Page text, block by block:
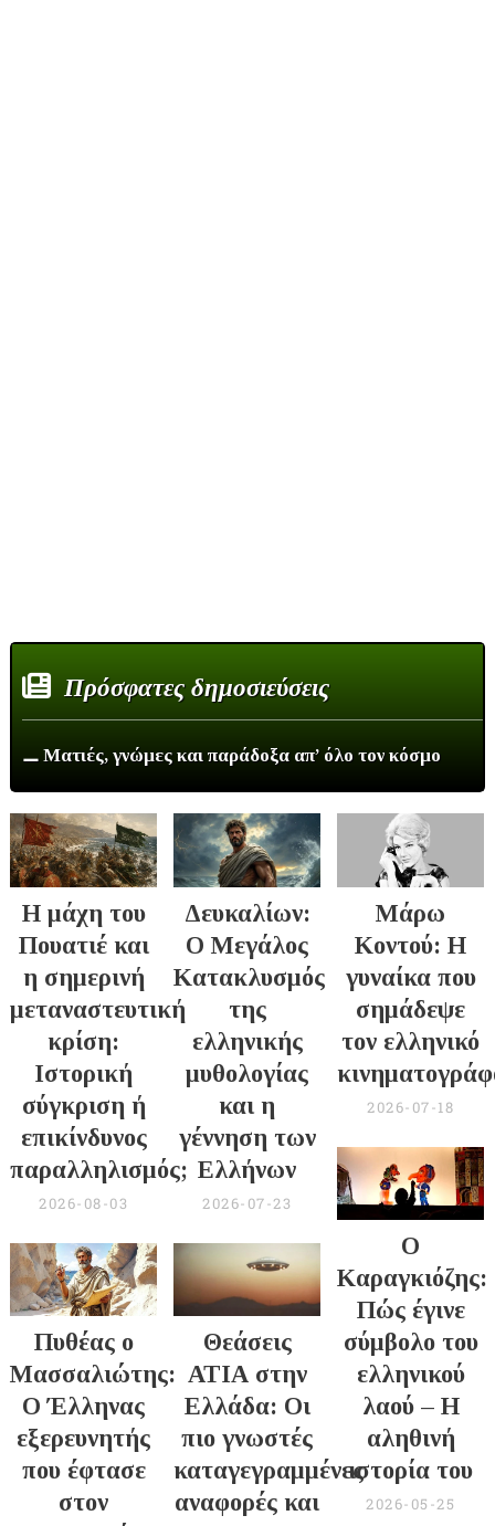
Πρόσφατες δημοσιεύσεις
⚊ Ματιές, γνώμες και παράδοξα απ’ όλο τον κόσμο
Η μάχη του
Πουατιέ και
η σημερινή
μεταναστευτική
κρίση:
Ιστορική
σύγκριση ή
επικίνδυνος
παραλληλισμός;
2026-08-03
Δευκαλίων:
Ο Μεγάλος
Κατακλυσμός
της
ελληνικής
μυθολογίας
και η
γέννηση των
Ελλήνων
2026-07-23
Μάρω
Κοντού: Η
γυναίκα που
σημάδεψε
τον ελληνικό
2026-07-18
Πυθέας ο
Μασσαλιώτης:
Ο Έλληνας
εξερευνητής
που έφτασε
στον
Θεάσεις
ΑΤΙΑ στην
Ελλάδα: Οι
πιο γνωστές
καταγεγραμμένες
αναφορές και
Ο
Καραγκιόζης:
Πώς έγινε
σύμβολο του
ελληνικού
λαού – Η
αληθινή
ιστορία του
2026-05-25